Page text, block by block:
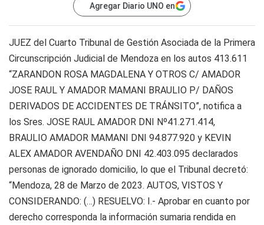
Agregar Diario UNO en
JUEZ del Cuarto Tribunal de Gestión Asociada de la Primera
Circunscripción Judicial de Mendoza en los autos 413.611
“ZARANDON ROSA MAGDALENA Y OTROS C/ AMADOR
JOSE RAUL Y AMADOR MAMANI BRAULIO P/ DAÑOS
DERIVADOS DE ACCIDENTES DE TRÁNSITO”, notifica a
los Sres. JOSE RAUL AMADOR DNI Nº41.271.414,
BRAULIO AMADOR MAMANI DNI 94.877.920 y KEVIN
ALEX AMADOR AVENDAÑO DNI 42.403.095 declarados
personas de ignorado domicilio, lo que el Tribunal decretó:
“Mendoza, 28 de Marzo de 2023. AUTOS, VISTOS Y
CONSIDERANDO: (…) RESUELVO: I.- Aprobar en cuanto por
derecho corresponda la información sumaria rendida en